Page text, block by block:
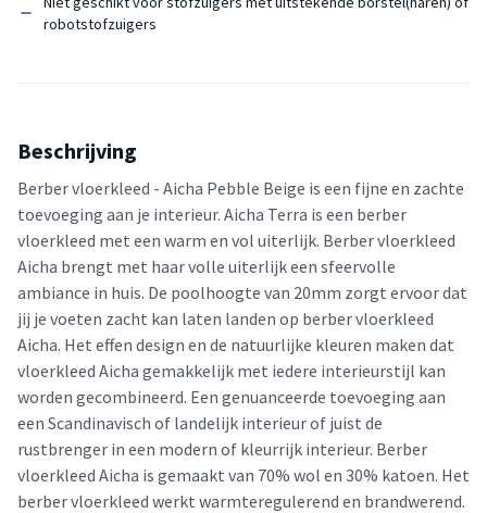
robotstofzuigers
Beschrijving
Berber vloerkleed - Aicha Pebble Beige is een fijne en zachte
toevoeging aan je interieur. Aicha Terra is een berber
vloerkleed met een warm en vol uiterlijk. Berber vloerkleed
Aicha brengt met haar volle uiterlijk een sfeervolle
ambiance in huis. De poolhoogte van 20mm zorgt ervoor dat
jij je voeten zacht kan laten landen op berber vloerkleed
Aicha. Het effen design en de natuurlijke kleuren maken dat
vloerkleed Aicha gemakkelijk met iedere interieurstijl kan
worden gecombineerd. Een genuanceerde toevoeging aan
een Scandinavisch of landelijk interieur of juist de
rustbrenger in een modern of kleurrijk interieur. Berber
vloerkleed Aicha is gemaakt van 70% wol en 30% katoen. Het
berber vloerkleed werkt warmteregulerend en brandwerend.